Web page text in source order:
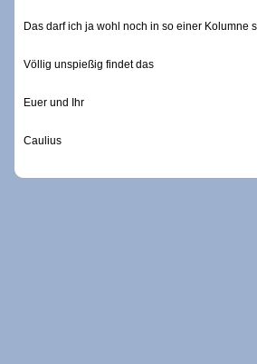
Das darf ich ja wohl noch in so einer Kolumne
Völlig unspießig findet das
Euer und Ihr
Caulius